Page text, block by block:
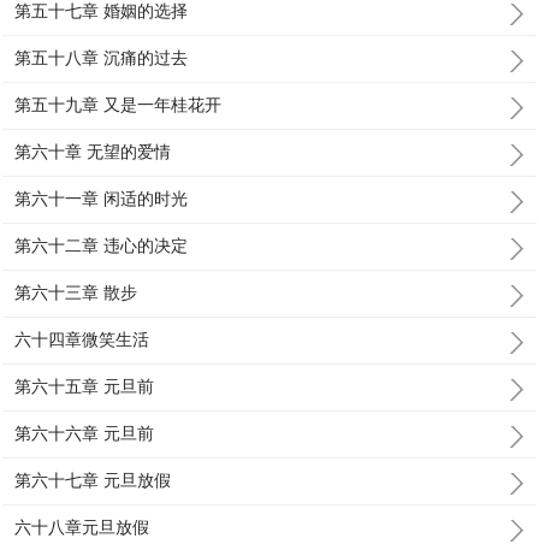
第五十七章 婚姻的选择
第五十八章 沉痛的过去
第五十九章 又是一年桂花开
第六十章 无望的爱情
第六十一章 闲适的时光
第六十二章 违心的决定
第六十三章 散步
六十四章微笑生活
第六十五章 元旦前
第六十六章 元旦前
第六十七章 元旦放假
六十八章元旦放假